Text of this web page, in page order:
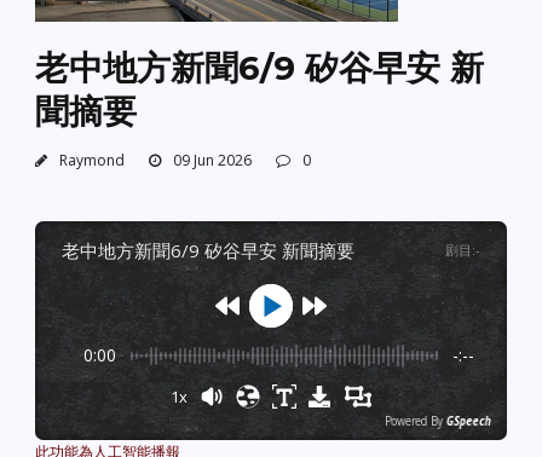
老中地方新聞6/9 矽谷早安 新
聞摘要
Raymond 09 Jun 2026 0
老中地方新聞6/9 矽谷早安 新聞摘要 剧目 :-
0:00 -:--
1x
Powered By GSpeech